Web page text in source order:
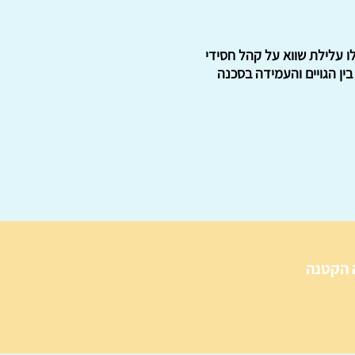
חב"ד עם מבוא מאת אהרן צייטלין. בשנות השמונים של המאה ה-19 העלילו עלילת שווא על קהל חסידי
הגויים והעמידה בסכנה
הקטנה